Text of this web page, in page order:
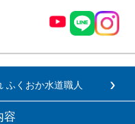
ふくおか水道職人
容